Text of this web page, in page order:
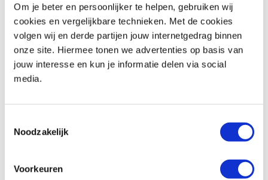
Om je beter en persoonlijker te helpen, gebruiken wij
cookies en vergelijkbare technieken. Met de cookies
volgen wij en derde partijen jouw internetgedrag binnen
onze site. Hiermee tonen we advertenties op basis van
jouw interesse en kun je informatie delen via social
media.
Noodzakelijk
Voorkeuren
Yamaha FJR1300
€ 12.490,-
Uit2018
Kawasaki
NINJA H2 SX SPECIAL EDITION
€ 19.990,-